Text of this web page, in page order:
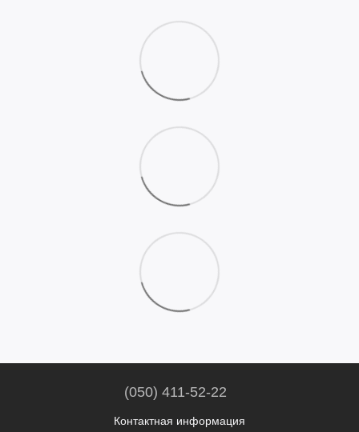
(050) 411-52-22
Контактная информация